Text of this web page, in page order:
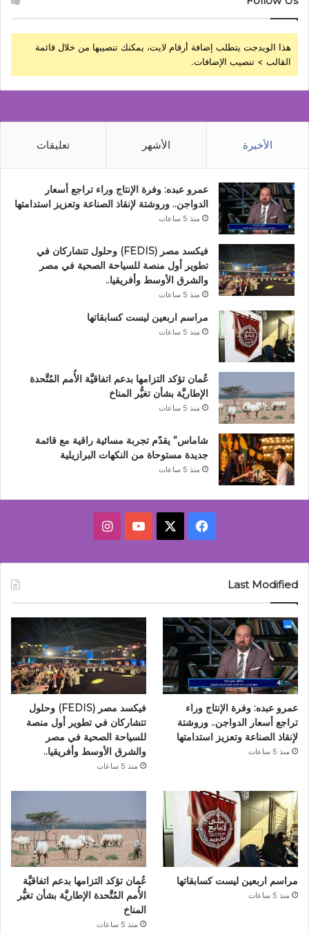
هذا الويدجت يتطلب إضافة أرقام لايت، يمكنك تنصيبها من خلال قائمة
القالب > تنصيب الإضافات.
الأخيرة الأشهر تعليقات
عمرو عبده: وفرة الإنتاج وراء تراجع أسعار
الدواجن.. وروشتة لإنقاذ الصناعة وتعزيز استدامتها
منذ 5 ساعات
فيكسد مصر (FEDIS) وحلول تتشاركان في
تطوير أول منصة للسياحة الصحية في مصر
والشرق الأوسط وأفريقيا..
منذ 5 ساعات
مراسم اربعين ليست كسابقاتها
منذ 5 ساعات
عُمان تؤكد التزامها بدعم اتفاقيَّة الأُمم المُتَّحدة
الإطاريَّة بشأن تغيُّر المناخ
منذ 5 ساعات
شاماس” يقدّم تجربة مسائية راقية مع قائمة
جديدة مستوحاة من النكهات البرازيلية
منذ 5 ساعات
فيسبوك ‫YouTubeانستقرام
Last Modified
عمرو عبده: وفرة الإنتاج وراء
تراجع أسعار الدواجن.. وروشتة
لإنقاذ الصناعة وتعزيز استدامتها
منذ 5 ساعات
فيكسد مصر (FEDIS) وحلول
تتشاركان في تطوير أول منصة
للسياحة الصحية في مصر
والشرق الأوسط وأفريقيا..
منذ 5 ساعات
مراسم اربعين ليست كسابقاتها
منذ 5 ساعات
عُمان تؤكد التزامها بدعم اتفاقيَّة
الأُمم المُتَّحدة الإطاريَّة بشأن تغيُّر
المناخ
منذ 5 ساعات